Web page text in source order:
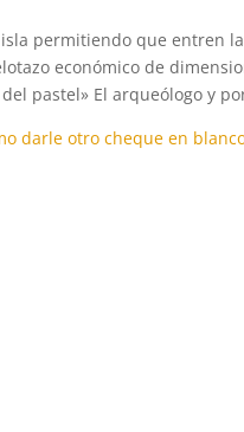
permitiendo que entren
económico de
pastel» El arqueólogo y
darle otro cheque en